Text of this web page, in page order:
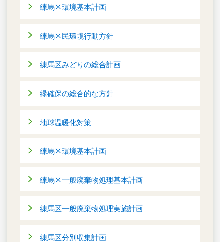
練馬区環境基本計画
練馬区民環境行動方針
練馬区みどりの総合計画
緑確保の総合的な方針
地球温暖化対策
練馬区環境基本計画
練馬区一般廃棄物処理基本計画
練馬区一般廃棄物処理実施計画
練馬区分別収集計画